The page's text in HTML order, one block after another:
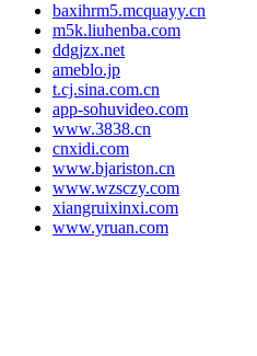
baxihrm5.mcquayy.cn
m5k.liuhenba.com
ddgjzx.net
ameblo.jp
t.cj.sina.com.cn
app-sohuvideo.com
www.3838.cn
cnxidi.com
www.bjariston.cn
www.wzsczy.com
xiangruixinxi.com
www.yruan.com